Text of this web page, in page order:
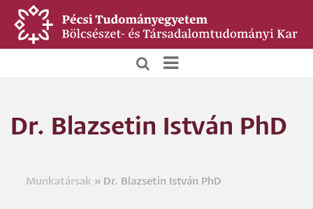
Ugrás
tartalomra
Főoldali
Dr. Blazsetin István PhD
Munkatársak Dr. Blazsetin István PhD